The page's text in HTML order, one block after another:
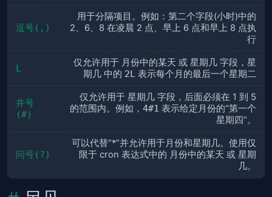
逗号(,)
用于分隔项目。例如：第二个字段(小时)中的
2、6、8 在凌晨 2 点、早上 6 点和早上 8 点执
行
L
仅允许用于 月份中的某天 或 星期几 字段， 星
期几 中的 2L 表示每个月的最后一个星期二
井号
(#)
仅允许用于 星期几 字段，后面必须在 1 到 5
的范围内。例如， 4#1 表示给定月份的“第一个
星期四”。
问号(?)
可以代替“*”并允许用于月份和星期几。使用仅
限于 cron 表达式中的 月份中的某天 或 星期
几。